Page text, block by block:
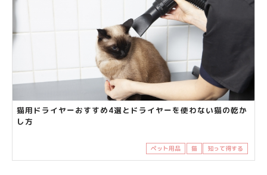
猫用ドライヤーおすすめ4選とドライヤーを使わない猫の乾か
し方
ペット用品 猫 知って得する